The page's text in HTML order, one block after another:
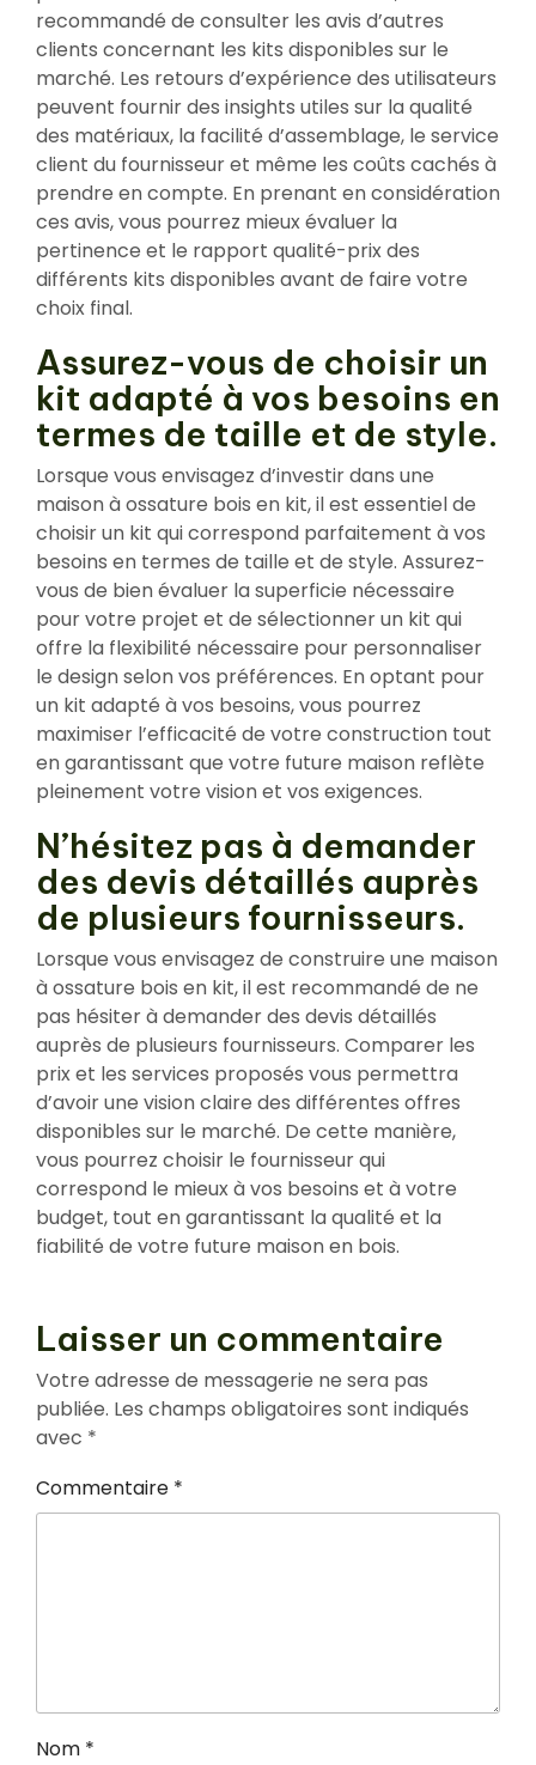
recommandé de consulter les avis d’autres
clients concernant les kits disponibles sur le
marché. Les retours d’expérience des utilisateurs
peuvent fournir des insights utiles sur la qualité
des matériaux, la facilité d’assemblage, le service
client du fournisseur et même les coûts cachés à
prendre en compte. En prenant en considération
ces avis, vous pourrez mieux évaluer la
pertinence et le rapport qualité-prix des
différents kits disponibles avant de faire votre
choix final.
Assurez-vous de choisir un
kit adapté à vos besoins en
termes de taille et de style.
Lorsque vous envisagez d’investir dans une
maison à ossature bois en kit, il est essentiel de
choisir un kit qui correspond parfaitement à vos
besoins en termes de taille et de style. Assurez-
vous de bien évaluer la superficie nécessaire
pour votre projet et de sélectionner un kit qui
offre la flexibilité nécessaire pour personnaliser
le design selon vos préférences. En optant pour
un kit adapté à vos besoins, vous pourrez
maximiser l’efficacité de votre construction tout
en garantissant que votre future maison reflète
pleinement votre vision et vos exigences.
N’hésitez pas à demander
des devis détaillés auprès
de plusieurs fournisseurs.
Lorsque vous envisagez de construire une maison
à ossature bois en kit, il est recommandé de ne
pas hésiter à demander des devis détaillés
auprès de plusieurs fournisseurs. Comparer les
prix et les services proposés vous permettra
d’avoir une vision claire des différentes offres
disponibles sur le marché. De cette manière,
vous pourrez choisir le fournisseur qui
correspond le mieux à vos besoins et à votre
budget, tout en garantissant la qualité et la
fiabilité de votre future maison en bois.
Laisser un commentaire
Votre adresse de messagerie ne sera pas
publiée. Les champs obligatoires sont indiqués
avec *
Commentaire *
Nom *